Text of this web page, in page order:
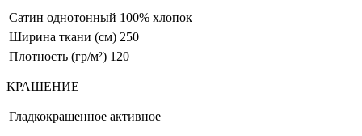
Сатин однотонный 100% хлопок
Ширина ткани (см) 250
Плотность (гр/м²) 120
КРАШЕНИЕ
Гладкокрашенное активное